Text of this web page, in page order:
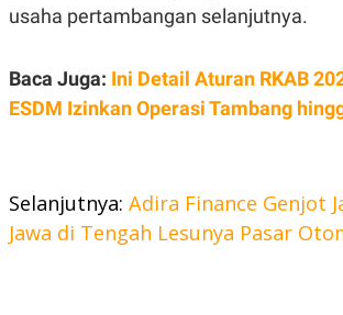
M
A
.
I
SITEMAP PROFILE
OF
usaha pertambangan selanjutnya.
Baca Juga: Ini Detail Aturan RKAB
ESDM Izinkan Operasi Tambang
Selanjutnya: Adira Finance Genjot
Jawa di Tengah Lesunya Pasar